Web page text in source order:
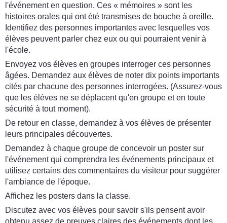
l'événement en question. Ces « mémoires » sont les
histoires orales qui ont été transmises de bouche à oreille.
Identifiez des personnes importantes avec lesquelles vos
élèves peuvent parler chez eux ou qui pourraient venir à
l'école.
Envoyez vos élèves en groupes interroger ces personnes
âgées. Demandez aux élèves de noter dix points importants
cités par chacune des personnes interrogées. (Assurez-vous
que les élèves ne se déplacent qu'en groupe et en toute
sécurité à tout moment).
De retour en classe, demandez à vos élèves de présenter
leurs principales découvertes.
Demandez à chaque groupe de concevoir un poster sur
l'événement qui comprendra les événements principaux et
utilisez certains des commentaires du visiteur pour suggérer
l'ambiance de l'époque.
Affichez les posters dans la classe.
Discutez avec vos élèves pour savoir s'ils pensent avoir
obtenu assez de preuves claires des événements dont les